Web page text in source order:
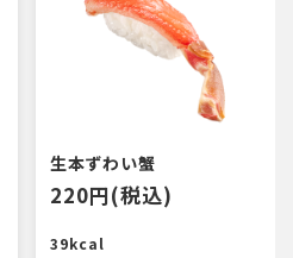
生本ずわい蟹
220円(税込)
39kcal